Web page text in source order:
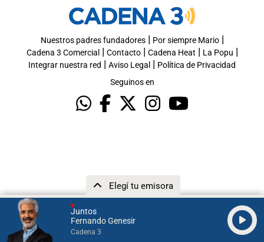
Juntos
Fernando Genesir
Cadena 3
Elegí tu emisora
Nuestros padres fundadores| Por siempre Mario|
Cadena 3 Comercial | Contacto| Cadena Heat | La Popu |
Integrar nuestra red | Aviso Legal | Política de Privacidad
Seguinos en